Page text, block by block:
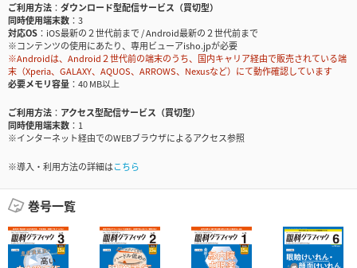
ご利用方法
ダウンロード型配信サービス（買切型）
同時使用端末数
3
対応OS
iOS最新の２世代前まで / Android最新の２世代前まで
※コンテンツの使用にあたり、専用ビューアisho.jpが必要
※Androidは、Android２世代前の端末のうち、国内キャリア経由で販売されている端
末（Xperia、GALAXY、AQUOS、ARROWS、Nexusなど）にて動作確認しています
必要メモリ容量
40 MB以上
ご利用方法
アクセス型配信サービス（買切型）
同時使用端末数
1
※インターネット経由でのWEBブラウザによるアクセス参照
※導入・利用方法の詳細はこちら
巻号一覧